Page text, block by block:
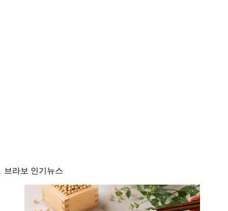
브라보 인기뉴스